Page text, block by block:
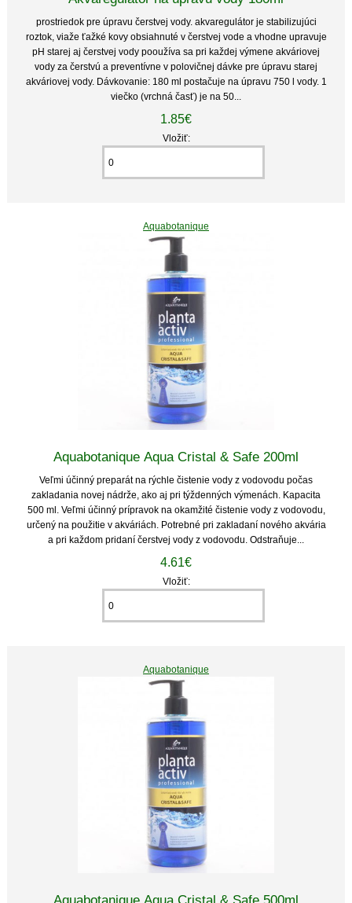
prostriedok pre úpravu čerstvej vody. akvaregulátor je stabilizujúci
roztok, viaže ťažké kovy obsiahnuté v čerstvej vode a vhodne upravuje
pH starej aj čerstvej vody pooužíva sa pri každej výmene akváriovej
vody za čerstvú a preventívne v polovičnej dávke pre úpravu starej
akváriovej vody. Dávkovanie: 180 ml postačuje na úpravu 750 l vody. 1
viečko (vrchná časť) je na 50...
1.85€
Vložiť:
Aquabotanique
Aquabotanique Aqua Cristal & Safe 200ml
Veľmi účinný preparát na rýchle čistenie vody z vodovodu počas
zakladania novej nádrže, ako aj pri týždenných výmenách. Kapacita
500 ml. Veľmi účinný prípravok na okamžité čistenie vody z vodovodu,
určený na použitie v akváriách. Potrebné pri zakladaní nového akvária
a pri každom pridaní čerstvej vody z vodovodu. Odstraňuje...
4.61€
Vložiť:
Aquabotanique